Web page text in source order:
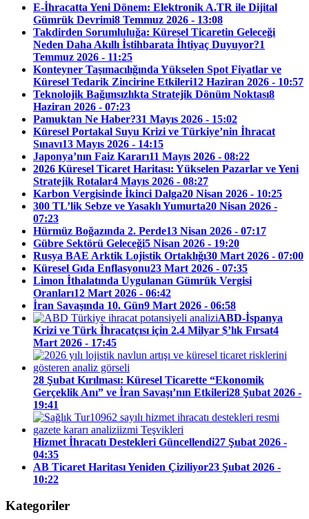
E-İhracatta Yeni Dönem: Elektronik A.TR ile Dijital
Gümrük Devrimi8 Temmuz 2026 - 13:08
Takdirden Sorumluluğa: Küresel Ticaretin Geleceği
Neden Daha Akıllı İstihbarata İhtiyaç Duyuyor?1
Temmuz 2026 - 11:25
Konteyner Taşımacılığında Yükselen Spot Fiyatlar ve
Küresel Tedarik Zincirine Etkileri12 Haziran 2026 - 10:57
Teknolojik Bağımsızlıkta Stratejik Dönüm Noktası8
Haziran 2026 - 07:23
Pamuktan Ne Haber?31 Mayıs 2026 - 15:02
Küresel Portakal Suyu Krizi ve Türkiye’nin İhracat
Sınavı13 Mayıs 2026 - 14:15
Japonya’nın Faiz Kararı11 Mayıs 2026 - 08:22
2026 Küresel Ticaret Haritası: Yükselen Pazarlar ve Yeni
Stratejik Rotalar4 Mayıs 2026 - 08:27
Karbon Vergisinde İkinci Dalga20 Nisan 2026 - 10:25
300 TL’lik Sebze ve Yasaklı Yumurta20 Nisan 2026 -
07:23
Hürmüz Boğazında 2. Perde13 Nisan 2026 - 07:17
Gübre Sektörü Geleceği5 Nisan 2026 - 19:20
Rusya BAE Arktik Lojistik Ortaklığı30 Mart 2026 - 07:00
Küresel Gıda Enflasyonu23 Mart 2026 - 07:35
Limon İthalatında Uygulanan Gümrük Vergisi
Oranları12 Mart 2026 - 06:42
İran Savaşında 10. Gün9 Mart 2026 - 06:58
ABD-İspanya
Krizi ve Türk İhracatçısı için 2.4 Milyar $’lık Fırsat4
Mart 2026 - 17:45
28 Şubat Kırılması: Küresel Ticarette “Ekonomik
Gerçeklik Anı” ve İran Savaşı’nın Etkileri28 Şubat 2026 -
19:41
Hizmet İhracatı Destekleri Güncellendi27 Şubat 2026 -
04:35
AB Ticaret Haritası Yeniden Çiziliyor23 Şubat 2026 -
10:22
Kategoriler